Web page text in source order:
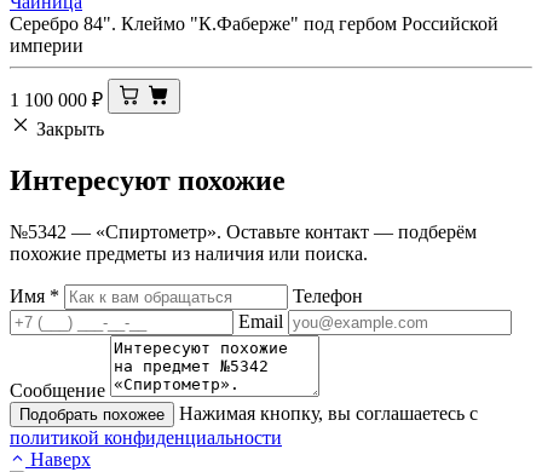
Серебро 84". Клеймо "К.Фаберже" под гербом Российской
империи
1 100 000 ₽
Закрыть
Интересуют похожие
№5342 — «Спиртометр». Оставьте контакт — подберём
похожие предметы из наличия или поиска.
Имя *
Телефон
Email
Сообщение
Подобрать похожее
Нажимая кнопку, вы соглашаетесь с
политикой конфиденциальности
Наверх